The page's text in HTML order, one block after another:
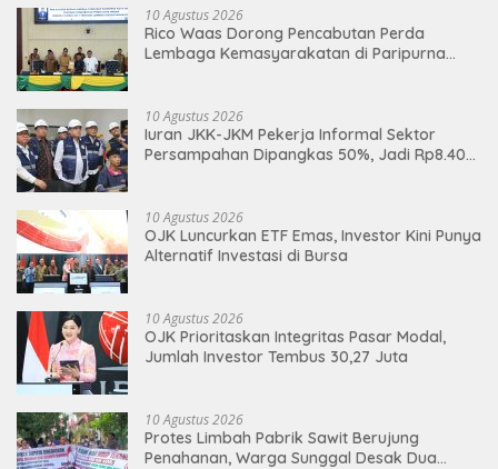
10 Agustus 2026
Rico Waas Dorong Pencabutan Perda
Lembaga Kemasyarakatan di Paripurna
10 Agustus 2026
Iuran JKK-JKM Pekerja Informal Sektor
Persampahan Dipangkas 50%, Jadi Rp8.400
10 Agustus 2026
OJK Luncurkan ETF Emas, Investor Kini Punya
Alternatif Investasi di Bursa
10 Agustus 2026
OJK Prioritaskan Integritas Pasar Modal,
Jumlah Investor Tembus 30,27 Juta
10 Agustus 2026
Protes Limbah Pabrik Sawit Berujung
Penahanan, Warga Sunggal Desak Dua